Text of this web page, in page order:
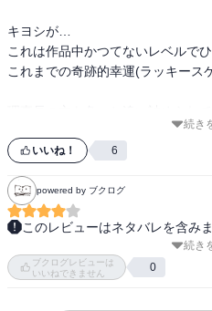
キヨシが…
これは作品中かつてないレベルで
これまでの奇跡的幸運(ラッキース
続き
いいね！ 6
powered by ブクログ
このレビューはネタバレを含みま
学園長とフィアンセ（）の逃走劇
有権者さんいい人すぎ
続き
ブクログレビューは
いいねできません
0